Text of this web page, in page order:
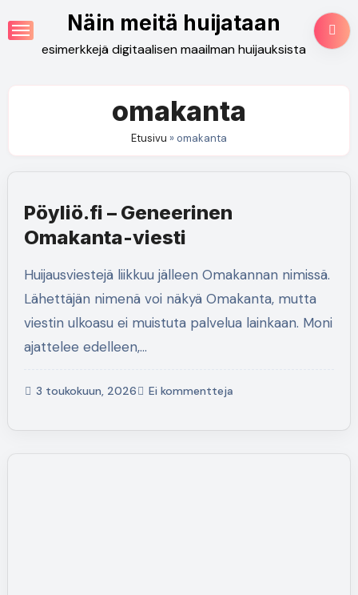
to
content
Näin meitä huijataan
esimerkkejä digitaalisen maailman huijauksista
omakanta
Etusivu »omakanta
Pöyliö.fi – Geneerinen
Omakanta-viesti
Huijausviestejä liikkuu jälleen Omakannan nimissä.
Lähettäjän nimenä voi näkyä Omakanta, mutta
viestin ulkoasu ei muistuta palvelua lainkaan. Moni
ajattelee edelleen,…
3 toukokuun, 2026 Ei kommentteja